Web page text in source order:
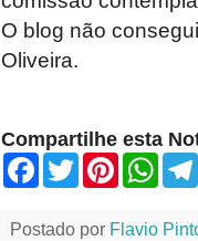
O blog não
Oliveira.
Compartilhe esta
F
b
T
w
P
e
W
Postado por Flavio